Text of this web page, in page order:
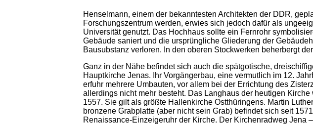
Henselmann, einem der bekanntesten Architekten der DDR,
Forschungszentrum werden, erwies sich jedoch dafür als
Universität genutzt. Das Hochhaus sollte ein Fernrohr
Gebäude saniert und die ursprüngliche Gliederung der
Bausubstanz verloren. In den oberen Stockwerken beherbergt
Ganz in der Nähe befindet sich auch die spätgotische,
Hauptkirche Jenas. Ihr Vorgängerbau, eine vermutlich im 12.
erfuhr mehrere Umbauten, vor allem bei der Errichtung des
allerdings nicht mehr besteht. Das Langhaus der heutigen
1557. Sie gilt als größte Hallenkirche Ostthüringens. Martin
bronzene Grabplatte (aber nicht sein Grab) befindet sich seit
Renaissance-Einzeigeruhr der Kirche. Der Kirchenradweg Jena